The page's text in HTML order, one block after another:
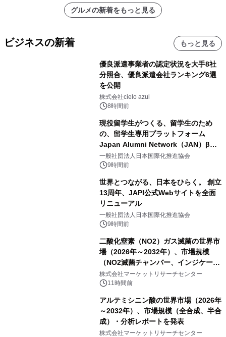
グルメの新着をもっと見る
ビジネスの新着 もっと見る
優良派遣事業者の認定状況を大手8社
分照合、優良派遣会社ランキング6選
を公開
株式会社cielo azul
8時間前
現役留学生がつくる、留学生のため
の、留学生専用プラットフォーム
Japan Alumni Network（JAN）β版
をリリース
一般社団法人日本国際化推進協会
9時間前
世界とつながる、日本をひらく。 創立
13周年、JAPI公式Webサイトを全面
リニューアル
一般社団法人日本国際化推進協会
9時間前
二酸化窒素（NO2）ガス滅菌の世界市
場（2026年～2032年）、市場規模
（NO2滅菌チャンバー、インジケータ
ーおよびモニタリングシステム、その
他）・分析レポートを発表
株式会社マーケットリサーチセンター
11時間前
アルテミシニン酸の世界市場（2026年
～2032年）、市場規模（全合成、半合
成）・分析レポートを発表
株式会社マーケットリサーチセンター